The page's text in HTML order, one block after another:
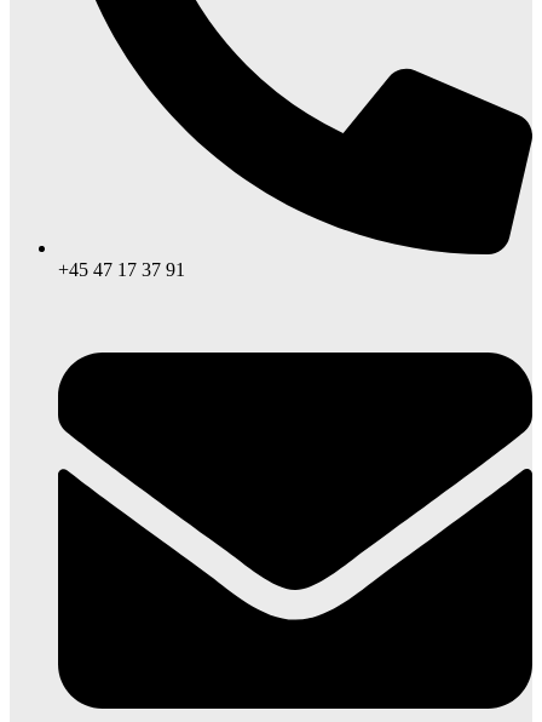
+45 47 17 37 91